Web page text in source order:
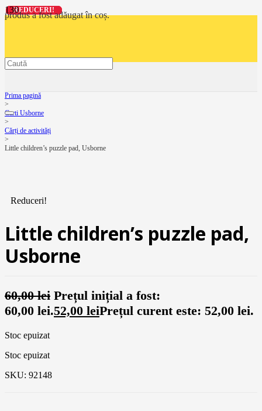
produsa fost adăugat în coș.
Prima pagină
>
Carti Usborne
>
Cărți de activități
>
Little children’s puzzle pad, Usborne
Reduceri!
Little children’s puzzle pad,
Usborne
60,00lei Prețul inițial a fost:
60,00 lei.52,00 leiPrețul curent este: 52,00 lei.
Stoc epuizat
Stoc epuizat
SKU: 92148
REDUCERI!
REDUCERI!
REDUCERI!
REDUCERI!